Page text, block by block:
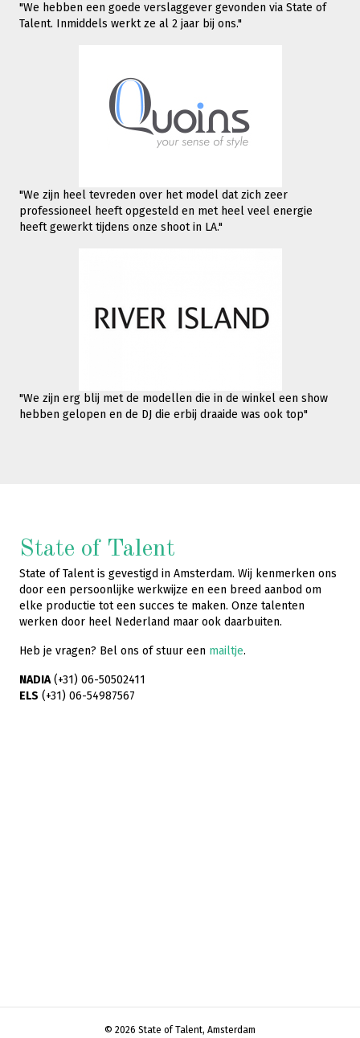
"We hebben een goede verslaggever gevonden via State of
Talent. Inmiddels werktze al 2 jaar bij ons."
"We zijn heel tevreden over het model dat zich zeer
professioneel heeft opgesteld en met heel veel energie
heeft gewerkt tijdens onze shoot in LA."
"We zijn erg blij met de modellen die in de winkel een show
hebben gelopen en de DJ die erbij draaide was ook top"
State of Talent
State of Talent is gevestigd in Amsterdam. Wij kenmerken ons
door een persoonlijke werkwijze en een breed aanbod om
elke productie tot een succes te maken. Onze talenten
werken door heel Nederland maar ook daarbuiten.
Heb je vragen? Bel ons of stuur een mailtje.
NADIA(+31) 06-50502411
ELS (+31) 06-54987567
© 2026 State of Talent, Amsterdam